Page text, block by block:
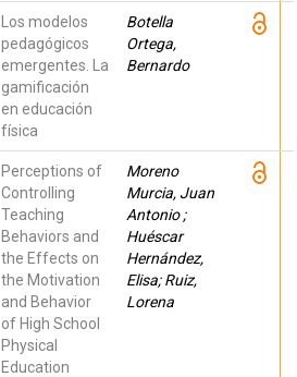
Los modelos
pedagógicos
emergentes. La
gamificación
en educación
física
Botella
Ortega,
Bernardo
Perceptions of
Controlling
Teaching
Behaviors and
the Effects on
the Motivation
and Behavior
of High School
Physical
Education
Moreno
Murcia, Juan
Antonio ;
Huéscar
Hernández,
Elisa; Ruiz,
Lorena